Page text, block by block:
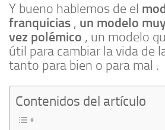
Y bueno hablemos de el
franquicias , un modelo
vez polémico , un modelo
útil para cambiar la vida de
tanto para bien o para mal .
Contenidos del artículo